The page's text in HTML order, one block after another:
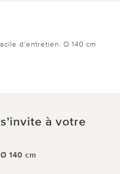
d’entretien. Ø 140 cm
à votre
140 cm